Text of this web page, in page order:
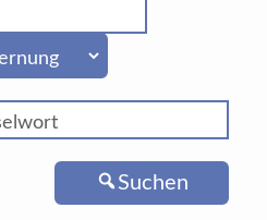
Suchen